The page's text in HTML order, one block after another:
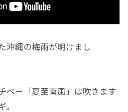
沖縄の梅雨が明けまし
ベー「夏至南風」は吹きます